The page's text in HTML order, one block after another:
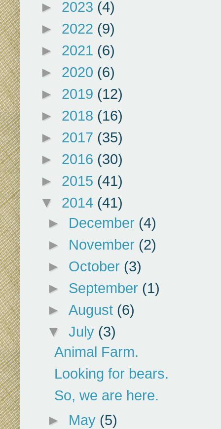
► 2023 (4)
► 2022 (9)
► 2021 (6)
► 2020 (6)
► 2019 (12)
► 2018 (16)
► 2017 (35)
► 2016 (30)
► 2015 (41)
▼ 2014 (41)
► December (4)
► November (2)
► October (3)
► September (1)
►August (6)
▼July (3)
Animal Farm.
Looking for bears.
So, we are here.
► May (5)